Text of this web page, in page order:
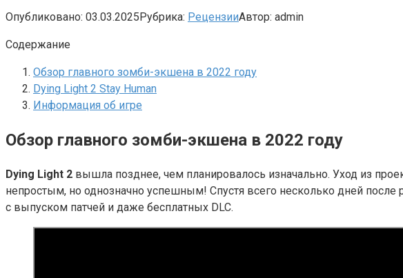
Опубликовано: 03.03.2025Рубрика: РецензииАвтор: admin
Содержание
Обзор главного зомби-экшена в 2022 году
Dying Light 2 Stay Human
Информация об игре
Обзор главного зомби-экшена в 2022 году
Dying Light 2 вышла позднее, чем планировалось изначально. Уход из
непростым, но однозначно успешным! Спустя всего несколько дней
с выпуском патчей и даже бесплатных DLC.